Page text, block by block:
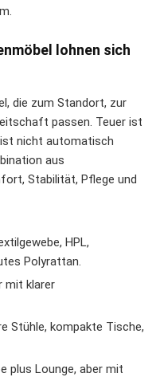
lohnen sich
die zum Standort, zur
passen. Teuer ist
nicht automatisch
aus
Stabilität, Pflege und
HPL,
Polyrattan.
mit klarer
Stühle, kompakte Tische,
plus Lounge, aber mit